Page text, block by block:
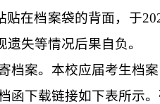
贴在档案袋的背面， 于
失等情况后果自负。
档案。本校应届考生档
函下载链接如下表所示。